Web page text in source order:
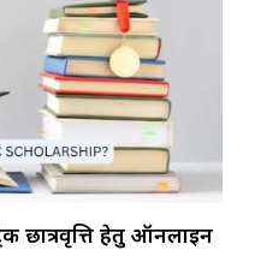
छात्रवृत्ति हेतु ऑनलाइन